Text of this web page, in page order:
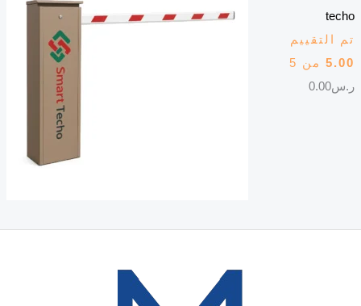
techo
تم التقييم
5.00من 5
ر.س0.00